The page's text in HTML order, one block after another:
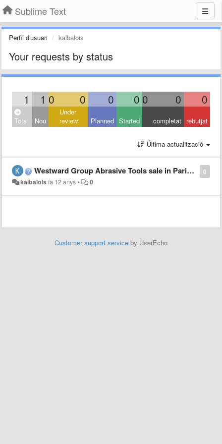
Sublime Text
Perfil d'usuari kalbalois
Your requests by status
1 1 0 0 0 0 0 0 0
Tots Nou
Under
review
Planned Started completat rebutjat
Última actualització
0
Westward Group Abrasive Tools sale in Paris, KKR takes over French steel abrasives maker
kalbaloisfa 12 anys• 0
Customer support service by UserEcho